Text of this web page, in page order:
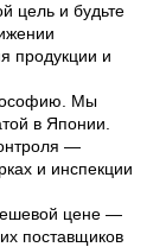
цель и будьте
продукции и
Мы
в Японии.
—
и инспекции
цене —
поставщиков